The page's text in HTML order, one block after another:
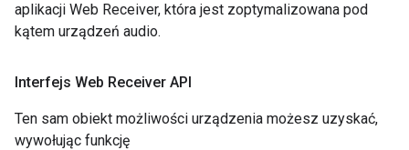
aplikacji Web Receiver, która jest zoptymalizowana pod
kątem urządzeń audio.
Interfejs Web Receiver API
Ten sam obiekt możliwości urządzenia możesz uzyskać,
wywołując funkcję